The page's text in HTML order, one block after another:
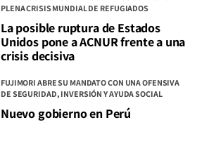
PLENA CRISIS MUNDIAL DE REFUGIADOS
La posible ruptura de Estados
Unidos pone a ACNUR frente a una
crisis decisiva
FUJIMORI ABRE SU MANDATO CON UNA OFENSIVA
DE SEGURIDAD, INVERSIÓN Y AYUDA SOCIAL
Nuevo gobierno en Perú